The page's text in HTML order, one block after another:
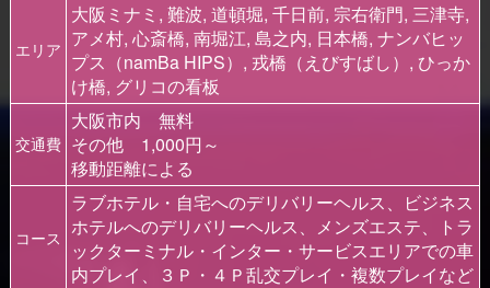
エリア
大阪ミナミ, 難波, 道頓堀, 千日前, 宗右衛門, 三津寺,
アメ村, 心斎橋, 南堀江, 島之内, 日本橋, ナンバヒッ
プス（namBa HIPS）, 戎橋（えびすばし）, ひっか
け橋, グリコの看板
交通費
大阪市内 無料
その他 1,000円～
移動距離による
コース
ラブホテル・自宅へのデリバリーヘルス、ビジネス
ホテルへのデリバリーヘルス、メンズエステ、トラ
ックターミナル・インター・サービスエリアでの車
内プレイ、３Ｐ・４Ｐ乱交プレイ・複数プレイなど